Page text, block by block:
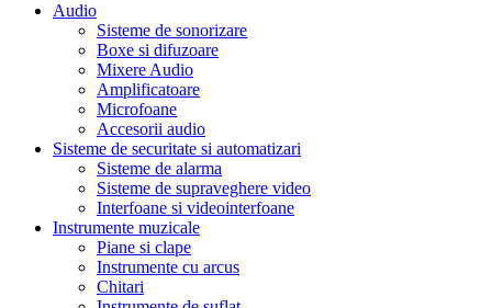
Audio
Sisteme de sonorizare
Boxe si difuzoare
Mixere Audio
Amplificatoare
Microfoane
Accesorii audio
Sisteme de securitate si automatizari
Sisteme de alarma
Sisteme de supraveghere video
Interfoane si videointerfoane
Instrumente muzicale
Piane si clape
Instrumente cu arcus
Chitari